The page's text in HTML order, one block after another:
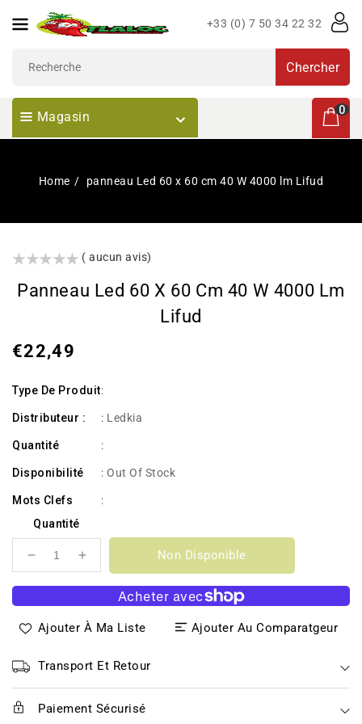
Au
+33 (0) 7 50 34 22 32
Chercher
Magasin 0
0
Home panneau Led 60 x 60 cm 40 W 4000 lm Lifud
()
( aucun avis)
Panneau Led 60 X 60 Cm 40 W 4000 Lm
Lifud
Prix
€22,49
Type De Produit:
Distributeur : : Ledkia
Quantité :
Disponibilité : Out Of Stock
Mots Clefs
:
Quantité
Réduire
panneau
60
cm
Augmenter
quantité
panneau
60
cm
Non Disponible
Ajouter À Ma Liste Ajouter Au Comparatgeur
Transport Et Retour
Paiement Sécurisé